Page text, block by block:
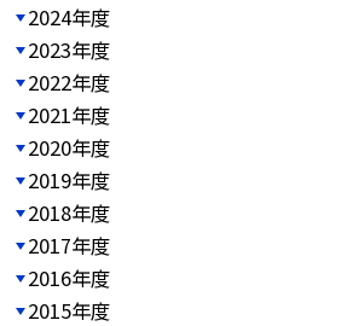
2024年度
2023年度
2022年度
2021年度
2020年度
2019年度
2018年度
2017年度
2016年度
2015年度